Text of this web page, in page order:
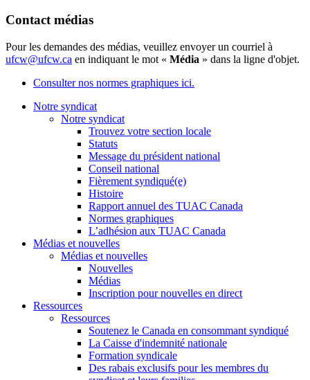
Contact médias
Pour les demandes des médias, veuillez envoyer un courriel à
ufcw@ufcw.ca en indiquant le mot « Média » dans la ligne d'objet.
Consulter nos normes graphiques ici.
Notre syndicat
Notre syndicat
Trouvez votre section locale
Statuts
Message du président national
Conseil national
Fièrement syndiqué(e)
Histoire
Rapport annuel des TUAC Canada
Normes graphiques
L’adhésion aux TUAC Canada
Médias et nouvelles
Médias et nouvelles
Nouvelles
Médias
Inscription pour nouvelles en direct
Ressources
Ressources
Soutenez le Canada en consommant syndiqué
La Caisse d'indemnité nationale
Formation syndicale
Des rabais exclusifs pour les membres du